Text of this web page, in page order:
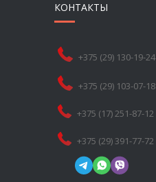
КОНТАКТЫ
+375 (29) 130-19-24
+375 (29) 103-07-18
+375 (17) 251-87-12
+375 (29) 391-77-72